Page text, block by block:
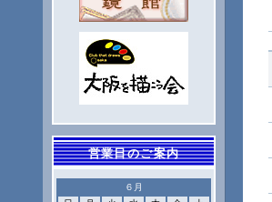
営業日のご案内